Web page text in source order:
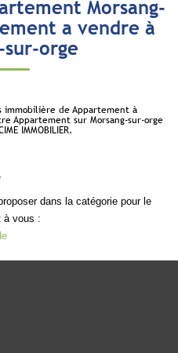
Surface min
Plus de critères
Morsang-
a vendre à
sur-orge
immobilière de Appartement à
Appartement sur Morsang-sur-orge
IMMOBILIER.
dans la catégorie pour le
à vous :